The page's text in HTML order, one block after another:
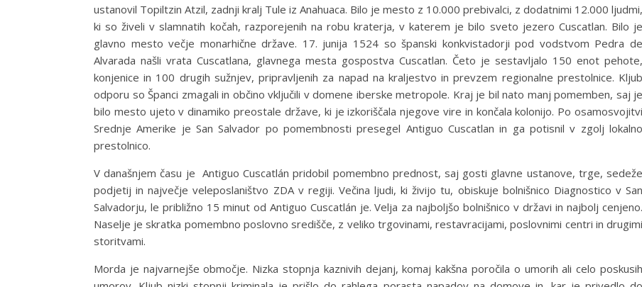
ustanovil Topiltzin Atzil, zadnji kralj Tule iz Anahuaca. Bilo je mesto z 10.000 prebivalci, z dodatnimi 12.000 ljudmi,
ki so živeli v slamnatih kočah, razporejenih na robu kraterja, v katerem je bilo sveto jezero Cuscatlan. Bilo je
glavno mesto večje monarhične države. 17. junija 1524 so španski konkvistadorji pod vodstvom Pedra de
Alvarada našli vrata Cuscatlana, glavnega mesta gospostva Cuscatlan. Četo je sestavljalo 150 enot pehote,
konjenice in 100 drugih sužnjev, pripravljenih za napad na kraljestvo in prevzem regionalne prestolnice. Kljub
odporu so Španci zmagali in občino vključili v domene iberske metropole. Kraj je bil nato manj pomemben, saj je
bilo mesto ujeto v dinamiko preostale države, ki je izkoriščala njegove vire in končala kolonijo. Po osamosvojitvi
Srednje Amerike je San Salvador po pomembnosti presegel Antiguo Cuscatlan in ga potisnil v zgolj lokalno
prestolnico.
V današnjem času je Antiguo Cuscatlán pridobil pomembno prednost, saj gosti glavne ustanove, trge, sedeže
podjetij in največje veleposlaništvo ZDA v regiji. Večina ljudi, ki živijo tu, obiskuje bolnišnico Diagnostico v San
Salvadorju, le približno 15 minut od Antiguo Cuscatlán je. Velja za najboljšo bolnišnico v državi in najbolj cenjeno.
Naselje je skratka pomembno poslovno središče, z veliko trgovinami, restavracijami, poslovnimi centri in drugimi
storitvami.
Morda je najvarnejše območje. Nizka stopnja kaznivih dejanj, komaj kakšna poročila o umorih ali celo poskusih